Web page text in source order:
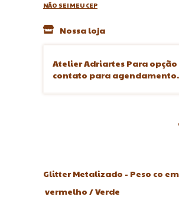
NÃO SEI MEU CEP
Nossa loja
Atelier Adriartes Para
contato para agendamento.
Glitter Metalizado - Peso co
vermelho / Verde